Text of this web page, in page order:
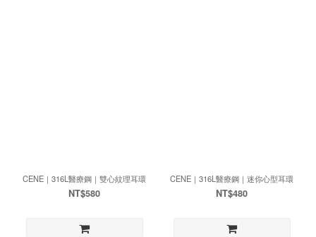
CENE｜316L醫療鋼｜雙心紋理耳環
NT$580
CENE｜316L醫療鋼｜迷你心型耳環
NT$480